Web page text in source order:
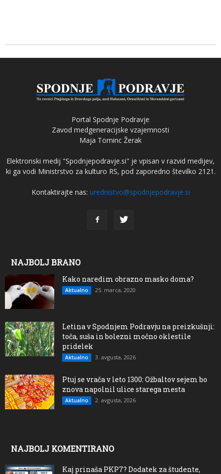
Portal Spodnje Podravje
Zavod medgeneracijske vzajemnosti
Maja Tominc Žerak
Elektronski medij "Spodnjepodravje.si" je vpisan v razvid medijev,
ki ga vodi Ministrstvo za kulturo RS, pod zaporedno številko 2121.
Kontaktirajte nas: urednistvo@spodnjepodravje.si
NAJBOLJ BRANO
Kako naredim obrazno masko doma?
Aktualno 25. marca, 2020
Letina v Spodnjem Podravju na preizkušnji:
toča, suša in bolezni močno oklestile
pridelek
Aktualno 3. avgusta, 2026
Ptuj se vrača v leto 1300: Ožbaltov sejem bo
znova napolnil ulice starega mesta
Aktualno 2. avgusta, 2026
NAJBOLJ KOMENTIRANO
Kaj prinaša PKP7? Dodatek za študente,